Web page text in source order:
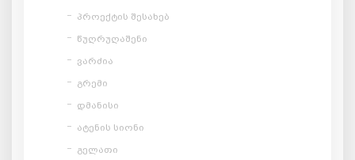
პროექტის შესახებ
წუღრუღაშენი
ვარძია
გრემი
დმანისი
ატენის სიონი
გელათი